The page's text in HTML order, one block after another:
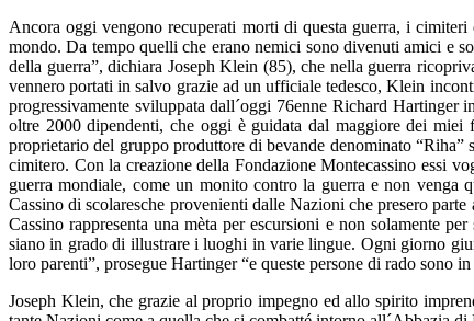
Ancora oggi vengono recuperati morti di questa guerra, i
mondo. Da tempo quelli che erano nemici sono divenuti amici e
della guerra”, dichiara Joseph Klein (85), che nella guerra
vennero portati in salvo grazie ad un ufficiale tedesco, Klein
progressivamente sviluppata dall´oggi 76enne Richard Hartinger
oltre 2000 dipendenti, che oggi è guidata dal maggiore dei
proprietario del gruppo produttore di bevande denominato
cimitero. Con la creazione della Fondazione Montecassino essi
guerra mondiale, come un monito contro la guerra e non venga
Cassino di scolaresche provenienti dalle Nazioni che presero
Cassino rappresenta una mèta per escursioni e non solamente
siano in grado di illustrare i luoghi in varie lingue. Ogni giorno
loro parenti”, prosegue Hartinger “e queste persone di rado sono
Joseph Klein, che grazie al proprio impegno ed allo spirito